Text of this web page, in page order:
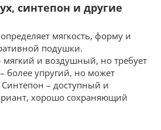
синтепон и другие
мягкость, форму и
подушки.
и воздушный, но требует
более упругий, но может
– доступный и
хорошо сохраняющий